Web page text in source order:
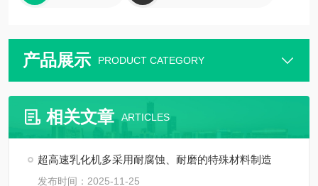
产品展示 PRODUCT CATEGORY
相关文章 ARTICLES
超高速乳化机多采用耐腐蚀、耐磨的特殊材料制造
发布时间：2025-11-25